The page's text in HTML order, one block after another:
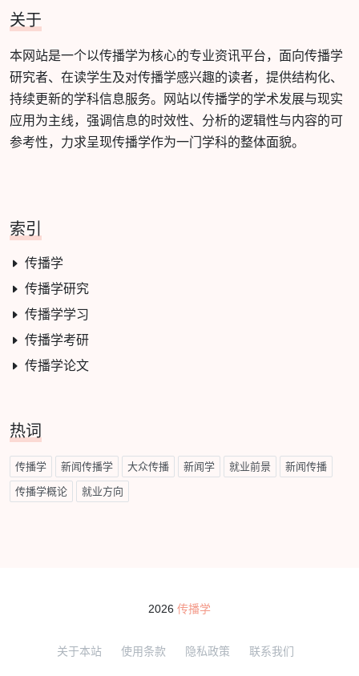
关于
本网站是一个以传播学为核心的专业资讯平台，面向传播学
研究者、在读学生及对传播学感兴趣的读者，提供结构化、
持续更新的学科信息服务。网站以传播学的学术发展与现实
应用为主线，强调信息的时效性、分析的逻辑性与内容的可
参考性，力求呈现传播学作为一门学科的整体面貌。
索引
传播学
传播学研究
传播学学习
传播学考研
传播学论文
热词
传播学 新闻传播学 大众传播 新闻学 就业前景 新闻传播
传播学概论 就业方向
2026 传播学
关于本站 使用条款 隐私政策 联系我们